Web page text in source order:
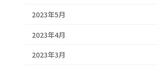
2023年5月
2023年4月
2023年3月